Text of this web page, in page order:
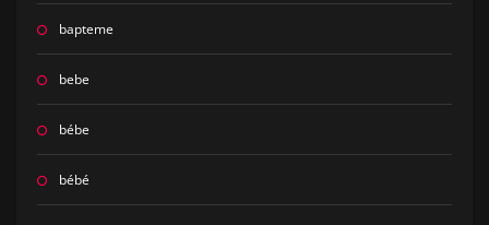
bapteme
bebe
bébe
bébé